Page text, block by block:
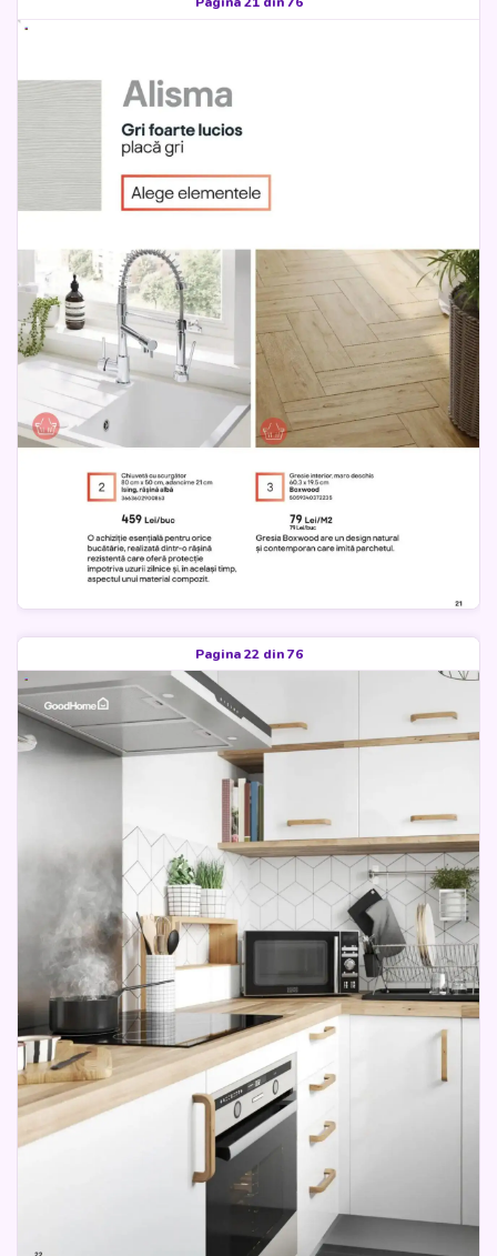
Pagina 22 din 76